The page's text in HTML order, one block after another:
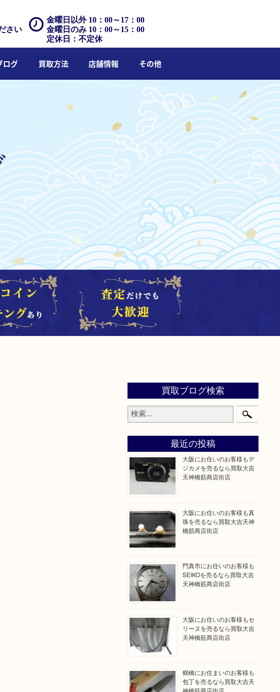
金曜日以外 10：00～17：00
金曜日のみ 10：00～15：00
定休日：不定休
さい
ログ 買取方法 店舗情報 その他
買取ブログ検索
最近の投稿
大阪にお住いのお客様もデ
ジカメを売るなら買取大吉
天神橋筋商店街店
大阪にお住いのお客様も真
珠を売るなら買取大吉天神
橋筋商店街店
門真市にお住いのお客様も
SEIKOを売るなら買取大吉
天神橋筋商店街店
大阪にお住いのお客様もセ
リーヌを売るなら買取大吉
天神橋筋商店街店
鶴橋にお住まいのお客様も
包丁を売るなら買取大吉天